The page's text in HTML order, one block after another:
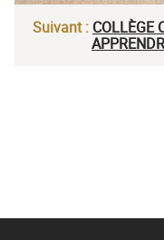
Suivant : COLLÈGE